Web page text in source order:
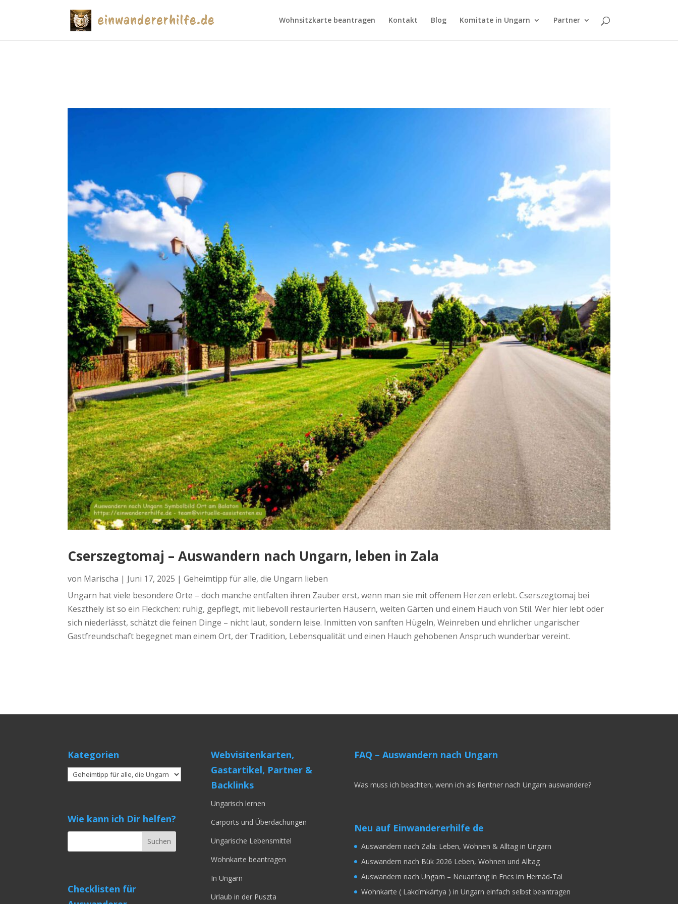
Wohnsitzkarte beantragen Kontakt Blog Komitate in Ungarn Partner
Cserszegtomaj – Auswandern nach Ungarn, leben in Zala
von Marischa | Juni 17, 2025 |Geheimtipp für alle, die Ungarn lieben
Ungarn hat viele besondere Orte – doch manche entfalten ihren Zauber erst, wenn man sie mit offenem Herzen erlebt. Cserszegtomaj bei
Keszthely ist so ein Fleckchen: ruhig, gepflegt, mit liebevoll restaurierten Häusern, weiten Gärten und einem Hauch von Stil. Wer hier lebt oder
sich niederlässt, schätzt die feinen Dinge – nicht laut, sondern leise. Inmitten von sanften Hügeln, Weinreben und ehrlicher ungarischer
Gastfreundschaft begegnet man einem Ort, der Tradition, Lebensqualität und einen Hauch gehobenen Anspruch wunderbar vereint.
Kategorien
Kategorien
Wie kann ich Dir helfen?
Checklisten für
Webvisitenkarten,
Gastartikel, Partner &
Backlinks
Ungarisch lernen
Carports und Überdachungen
Ungarische Lebensmittel
Wohnkarte beantragen
In Ungarn
Urlaub in der Puszta
FAQ – Auswandern nach Ungarn
Was muss ich beachten, wenn ich als Rentner nach Ungarn auswandere?
Neu auf Einwandererhilfe de
Auswandern nach Zala: Leben, Wohnen & Alltag in Ungarn
Auswandern nach Bük 2026 Leben, Wohnen und Alltag
Auswandern nach Ungarn – Neuanfang in Encs im Hernád-Tal
Wohnkarte ( Lakcímkártya ) in Ungarn einfach selbst beantragen